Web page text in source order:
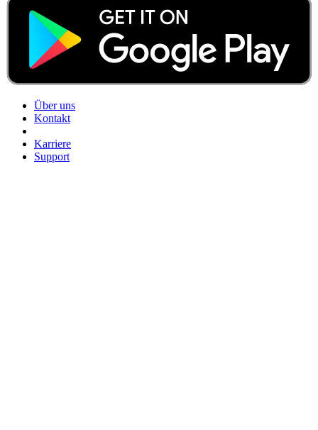
Über uns
Kontakt
Karriere
Support